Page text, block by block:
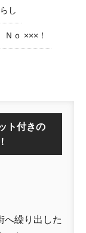
し
Ｎｏ ×××！
ト付きの
へ繰り出した